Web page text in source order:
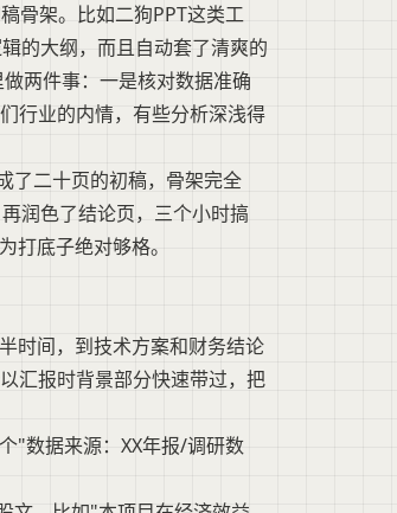
骨架。比如二狗PPT这类工
的大纲，而且自动套了清爽的
两件事：一是核对数据准确
行业的内情，有些分析深浅得
了二十页的初稿，骨架完全
润色了结论页，三个小时搞
打底子绝对够格。
时间，到技术方案和财务结论
汇报时背景部分快速带过，把
"数据来源：XX年报/调研数